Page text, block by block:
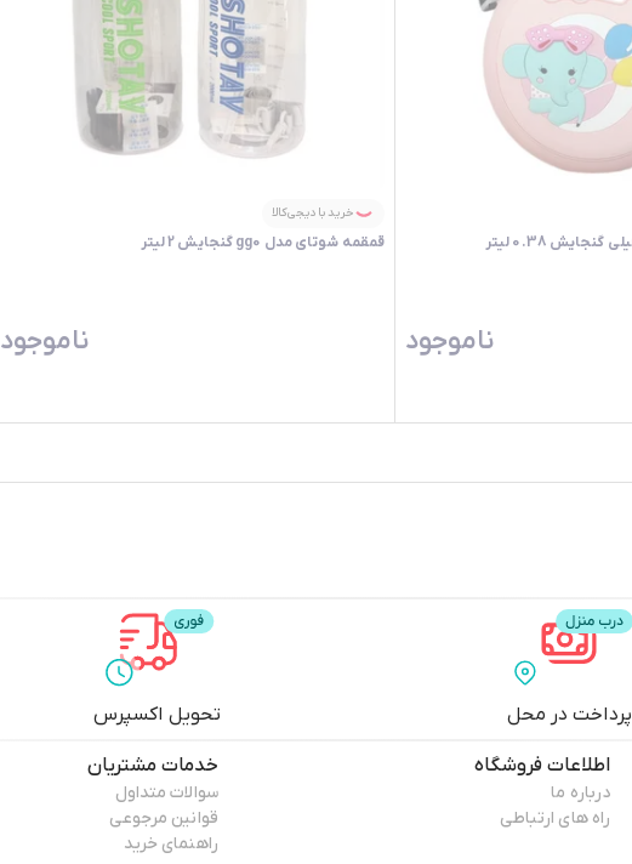
0.38 لیتر
ناموجود
خرید با دیجی‌کالا
قمقمه شوتای مدل gg0 گنجایش 2 لیتر
ناموجود
پرداخت در محل تحویل اکسپرس
اطلاعات فروشگاه
درباره ما
راه های ارتباطی
خدمات مشتریان
سوالات متداول
قوانین مرجوعی
راهنمای خرید